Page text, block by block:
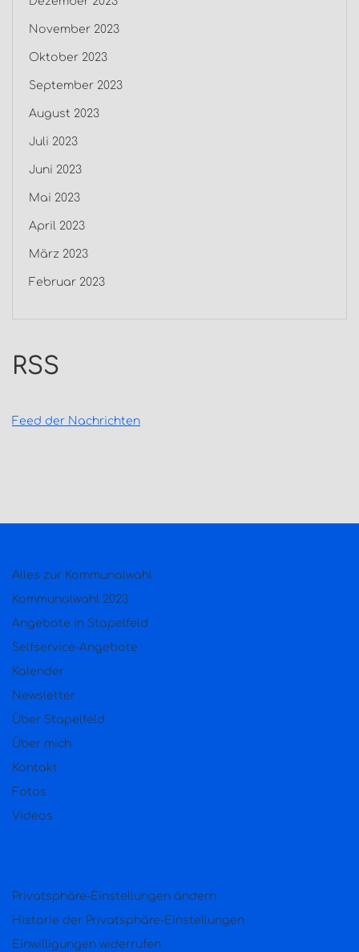
November 2023
Oktober 2023
September 2023
August 2023
Juli 2023
Juni 2023
Mai 2023
April 2023
März 2023
Februar 2023
RSS
Feed der Nachrichten
Alles zur Kommunalwahl
Kommunalwahl 2023
Angebote in Stapelfeld
Selfservice-Angebote
Kalender
Newsletter
Über Stapelfeld
Über mich
Kontakt
Fotos
Videos
Privatsphäre-Einstellungen ändern
Historie der Privatsphäre-Einstellungen
Einwilligungen widerrufen